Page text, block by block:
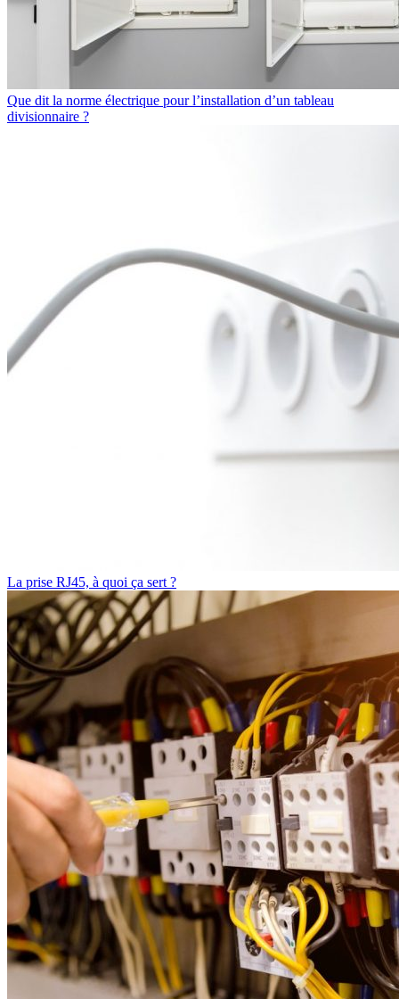
Que dit la norme électrique pour l’installation d’un tableau
divisionnaire ?
La prise RJ45, à quoi ça sert ?